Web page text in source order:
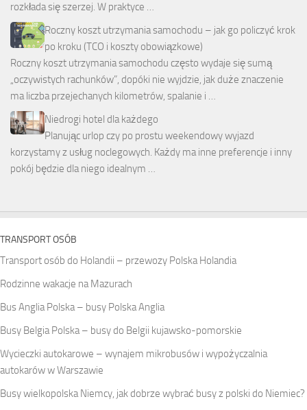
rozkłada się szerzej. W praktyce …
Roczny koszt utrzymania samochodu – jak go policzyć krok
po kroku (TCO i koszty obowiązkowe)
Roczny koszt utrzymania samochodu często wydaje się sumą
„oczywistych rachunków”, dopóki nie wyjdzie, jak duże znaczenie
ma liczba przejechanych kilometrów, spalanie i …
Niedrogi hotel dla każdego
Planując urlop czy po prostu weekendowy wyjazd
korzystamy z usług noclegowych. Każdy ma inne preferencje i inny
pokój będzie dla niego idealnym …
TRANSPORT OSÓB
Transport osób do Holandii – przewozy Polska Holandia
Rodzinne wakacje na Mazurach
Bus Anglia Polska – busy Polska Anglia
Busy Belgia Polska – busy do Belgii kujawsko-pomorskie
Wycieczki autokarowe – wynajem mikrobusów i wypożyczalnia
autokarów w Warszawie
Busy wielkopolska Niemcy, jak dobrze wybrać busy z polski do Niemiec?